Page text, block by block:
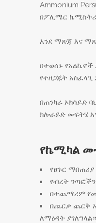
Ammonium
በፖሊሜር ኬሚስትሪ
እንደ ማጽጃ እና
በተወሰኑ
የተዘጋጁት
በጠንካራ ኦክሳይድ
ክሎራይድ መፍትሄ
የኬሚካል
የፀጉር ማበጠሪያ
የብረት
በተጨማሪም
በጨርቃ ጨርቅ
ለማፅዳት ያገለግላል።